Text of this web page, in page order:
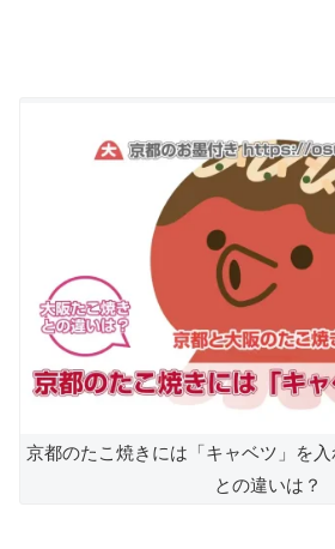
京都のたこ焼きには「キャベツ」を
との違いは？